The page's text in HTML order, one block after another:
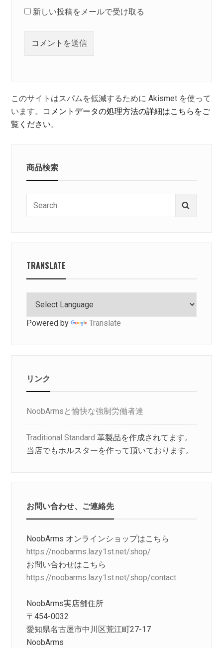
新しい投稿をメールで受け取る
このサイトはスパムを低減するために Akismet を使って
います。 コメントデータの処理方法の詳細はこちらをご
覧ください。
商品検索
TRANSLATE
Powered by Translate
リンク
NoobArmsと愉快な強制労働者達
Traditional Standard 革製品を作成されてます。
当店でもホルスターを作って頂いております。
お問い合わせ、ご連絡先
NoobArms オンラインショップはこちら
https://noobarms.lazy1st.net/shop/
お問い合わせはこちら
https://noobarms.lazy1st.net/shop/contact
NoobArms実店舗住所
〒454-0032
愛知県名古屋市中川区荒江町27-17
NoobArms